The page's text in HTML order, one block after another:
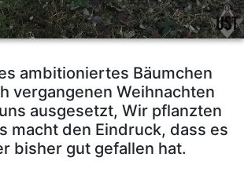
ambitioniertes Bäumchen
vergangenen Weihnachten
ausgesetzt, Wir pflanzten
macht den Eindruck, dass es
bisher gut gefallen hat.